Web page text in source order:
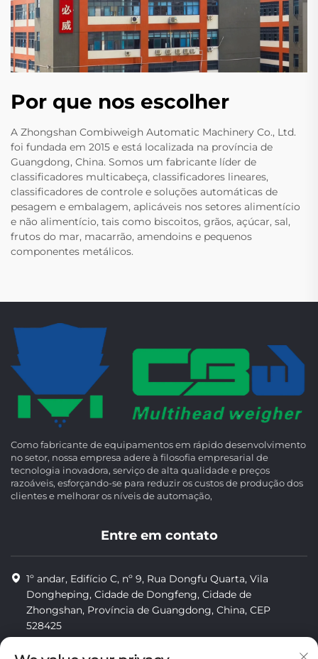
Por que nos escolher
A Zhongshan Combiweigh Automatic Machinery Co., Ltd.
foi fundada em 2015 e está localizada na província de
Guangdong, China. Somos um fabricante líder de
classificadores multicabeça, classificadores lineares,
classificadores de controle e soluções automáticas de
pesagem e embalagem, aplicáveis nos setores alimentício
e não alimentício, tais como biscoitos, grãos, açúcar, sal,
frutos do mar, macarrão, amendoins e pequenos
componentes metálicos.
Como fabricante de equipamentos em rápido desenvolvimento
no setor, nossa empresa adere à filosofia empresarial de
tecnologia inovadora, serviço de alta qualidade e preços
razoáveis, esforçando-se para reduzir os custos de produção dos
clientes e melhorar os níveis de automação,
Entre em contato
1º andar, Edifício C, nº 9, Rua Dongfu Quarta, Vila
Dongheping, Cidade de Dongfeng, Cidade de
Zhongshan, Província de Guangdong, China, CEP
528425